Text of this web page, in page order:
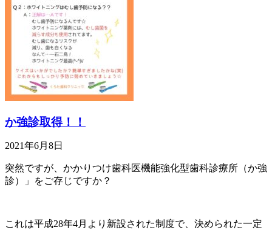
か強診取得！！
2021年6月8日
突然ですが、かかりつけ歯科医機能強化型歯科診療所（か強
診）」をご存じですか？
これは平成28年4月より新設された制度で、決められた一定